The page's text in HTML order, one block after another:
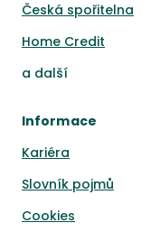
Česká spořitelna
Home Credit
a další
Informace
Kariéra
Slovník pojmů
Cookies